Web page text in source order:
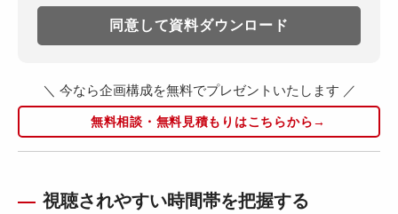
＼ 今なら企画構成を無料でプレゼントいたします ／
無料相談・無料見積もりはこちらから→
視聴されやすい時間帯を把握する